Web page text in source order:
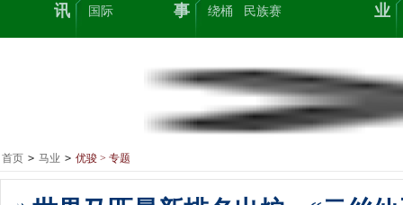
讯
国际
事
绕桶
民族赛
业
首页 > 马业 > 优骏 > 专题